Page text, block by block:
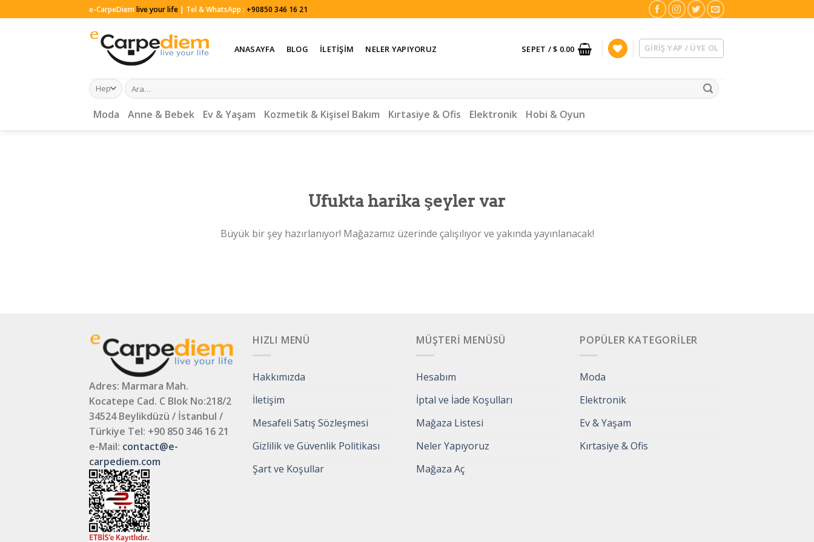
to
e-CarpeDiemlive your life | Tel & WhatsApp : +90850 346 16 21
ANASAYFA BLOG İLETIŞIM NELER YAPIYORUZ SEPET /$ 0.00 GIRIŞ YAP / ÜYE OL
Ara:
Moda Anne & Bebek Ev & Yaşam Kozmetik & Kişisel Bakım Kırtasiye & Ofis Elektronik Hobi & Oyun
Ufukta harika şeyler var
Büyük bir şey hazırlanıyor! Mağazamız üzerinde çalışılıyor ve yakında yayınlanacak!
Adres: Marmara Mah.
Kocatepe Cad. C Blok No:218/2
34524 Beylikdüzü / İstanbul /
Türkiye Tel: +90 850 346 16 21
e-Mail: contact@e-
carpediem.com
HIZLI MENÜ
Hakkımızda
İletişim
Mesafeli Satış Sözleşmesi
Gizlilik ve Güvenlik Politikası
Şart ve Koşullar
MÜŞTERI MENÜSÜ
Hesabım
İptal ve İade Koşulları
Mağaza Listesi
Neler Yapıyoruz
Mağaza Aç
POPÜLER KATEGORILER
Moda
Elektronik
Ev & Yaşam
Kırtasiye & Ofis